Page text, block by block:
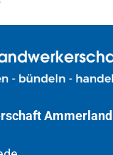
Ammerland